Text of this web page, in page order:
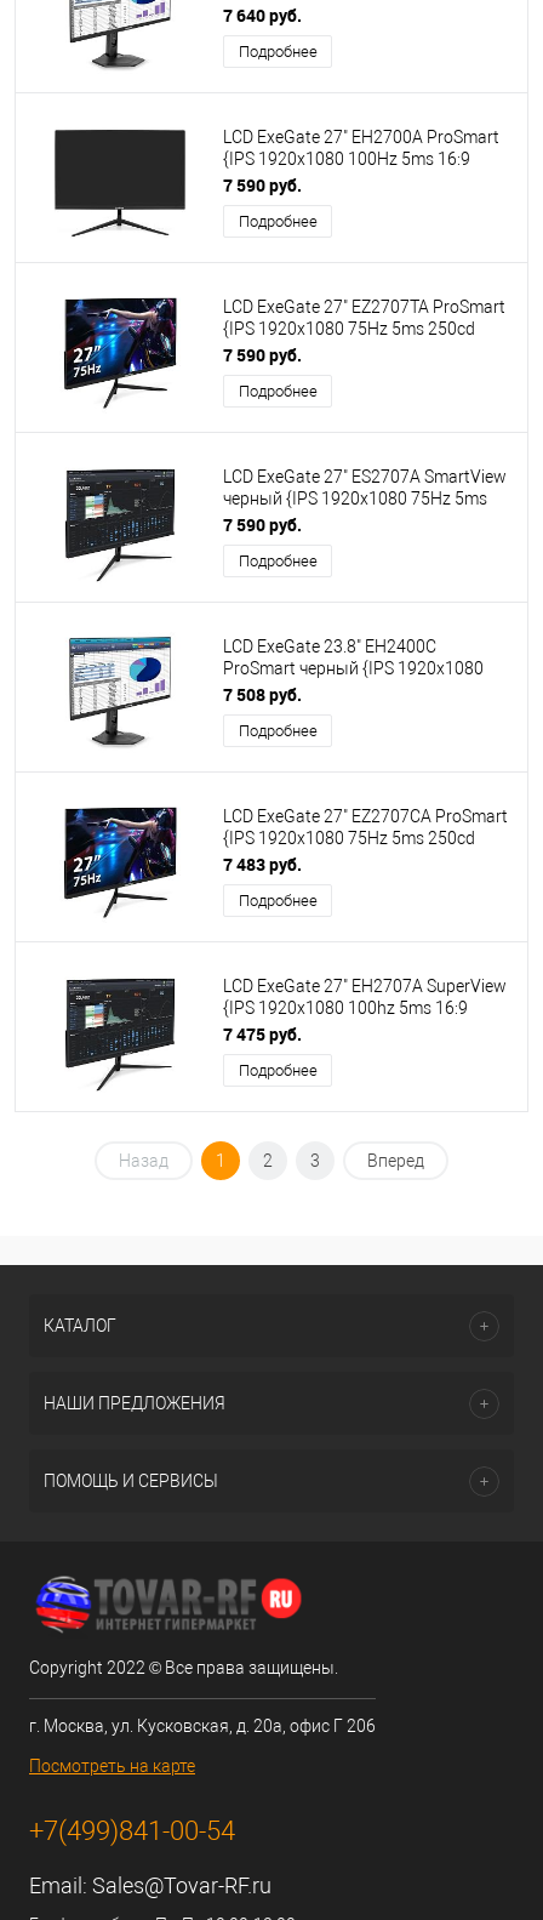
1000:1 Speakers audio-out D-Sub
HDMI2.0 DisplayPort VESA HAS Pivot}
[EX299034RUS]
7 640 руб.
Подробнее
LCD ExeGate 27" EH2700A ProSmart
{IPS 1920x1080 100Hz 5ms 16:9
280cd 1000:1 178/178 D-Sub HDMI
AudioOut Speakers} [EX300421RUS]
7 590 руб.
Подробнее
LCD ExeGate 27" EZ2707TA ProSmart
{IPS 1920x1080 75Hz 5ms 250cd
1000:1 178/178 D-Sub HDMI
DisplayPort VESA} [EX297649RUS]
7 590 руб.
Подробнее
LCD ExeGate 27" ES2707A SmartView
черный {IPS 1920x1080 75Hz 5ms
16:9 250cd 1000:1 178/178 D-Sub
HDMI2.0 DisplayPort USB FreeSync
LowBlueLight Speakers VESA
[EX294430RUS]
7 590 руб.
Подробнее
LCD ExeGate 23.8" EH2400C
ProSmart черный {IPS 1920x1080
100Hz 3-5ms 16:9 250cd 1000:1
178/178 AudioOut Speakers D-Sub
HDMI DisplayPort HAS Pivot VESA}
7 508 руб.
Подробнее
LCD ExeGate 27" EZ2707CA ProSmart
{IPS 1920x1080 75Hz 5ms 250cd
1000:1 178/178 D-Sub HDMI
DisplayPort Speakers VESA}
[EX297650RUS]
7 483 руб.
Подробнее
LCD ExeGate 27" EH2707A SuperView
{IPS 1920x1080 100hz 5ms 16:9
250cd 1300:1 178/178 D-Sub HDMI
DisplayPort VESA} [EX298354RUS]
7 475 руб.
Подробнее
Назад 1 2 3 Вперед
КАТАЛОГ
НАШИ ПРЕДЛОЖЕНИЯ
ПОМОЩЬ И СЕРВИСЫ
Copyright 2022 © Все права защищены.
г. Москва, ул. Кусковская, д. 20а, офис Г 206
Посмотреть на карте
+7(499)841-00-54
Email: Sales@Tovar-RF.ru